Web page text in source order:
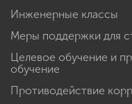
Инженерные классы
Меры поддержки для
Целевое обучение и
обучение
Противодействие